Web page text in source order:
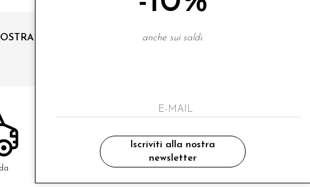
NEWSLETTER
ho letto ed accettato le condizioni sulla
Ritiro in negozio
Consegna gratuita in Italia
anche sui saldi.
Iscriviti alla nostra
newsletter